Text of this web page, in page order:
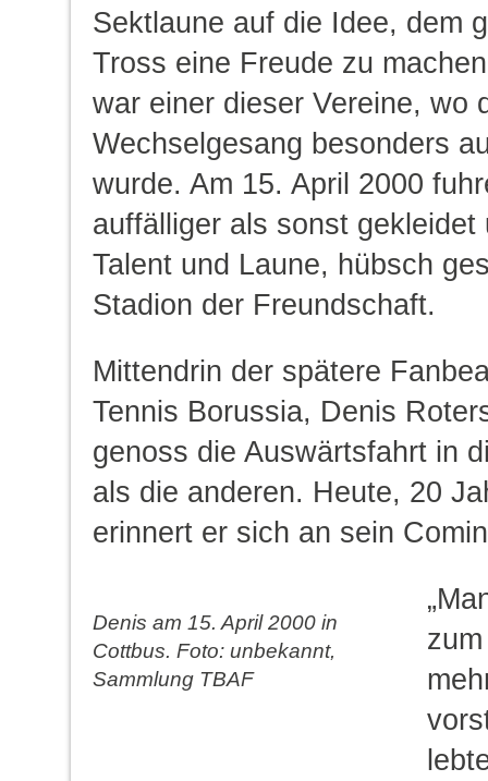
Sektlaune auf die Idee, dem
Tross eine Freude zu
war einer dieser Vereine, wo
Wechselgesang besonders
wurde. Am 15. April 2000
auffälliger als sonst gekleidet
Talent und Laune, hübsch
Stadion der Freundschaft.
Mittendrin der spätere
Tennis Borussia, Denis
genoss die Auswärtsfahrt in
als die anderen. Heute, 20
erinnert er sich an sein
Denis am 15. April 2000 in
Cottbus. Foto: unbekannt,
Sammlung TBAF